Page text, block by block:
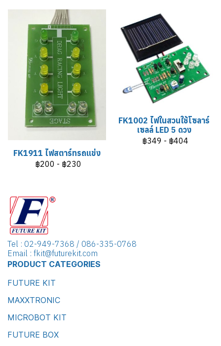
FK1911 ไฟสตาร์ทรถแข่ง
฿200 - ฿230
FK1002 ไฟในสวนใช้โซลาร์
เซลล์ LED 5 ดวง
฿349 - ฿404
Tel : 02-949-7368 / 086-335-0768
Email : fkit@futurekit.com
PRODUCT CATEGORIES
FUTURE KIT
MAXXTRONIC
MICROBOT KIT
FUTURE BOX